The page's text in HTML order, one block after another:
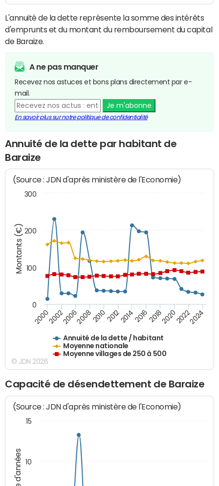
L'annuité de la dette représente la somme des intérêts
d'emprunts et du montant du remboursement du capital
de Baraize.
A ne pas manquer
Recevez nos astuces et bons plans directement par e-
mail.
Je m'abonne
En savoir plus sur notre politique de confidentialité
Annuité de la dette par habitant de
Baraize
Montants (€)
(Source : JDN d'après ministère de l'Economie)
Annuité de la dette / habitant
Moyenne nationale
Moyenne villages de 250 à 500
200020022006200820102012201420162018202020222024
0
100
200
300
© JDN 2026
Capacité de désendettement de Baraize
(Source : JDN d'après ministère de l'Economie)
10
15